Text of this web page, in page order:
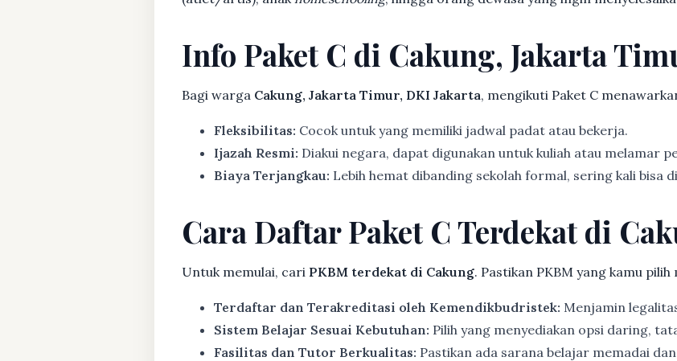
Info Paket C di Cakung, Jakarta
Bagi warga Cakung, Jakarta Timur, DKI Jakarta, mengikuti Paket C
Fleksibilitas: Cocok untuk yang memiliki jadwal padat atau bekerja.
Ijazah Resmi: Diakui negara, dapat digunakan untuk kuliah atau melamar
Biaya Terjangkau: Lebih hemat dibanding sekolah formal, sering kali bisa
Cara Daftar Paket C Terdekat di
Untuk memulai, cari PKBM terdekat di Cakung. Pastikan PKBM yang kamu
Terdaftar dan Terakreditasi oleh Kemendikbudristek: Menjamin
Sistem Belajar Sesuai Kebutuhan: Pilih yang menyediakan opsi daring,
Fasilitas dan Tutor Berkualitas: Pastikan ada sarana belajar memadai